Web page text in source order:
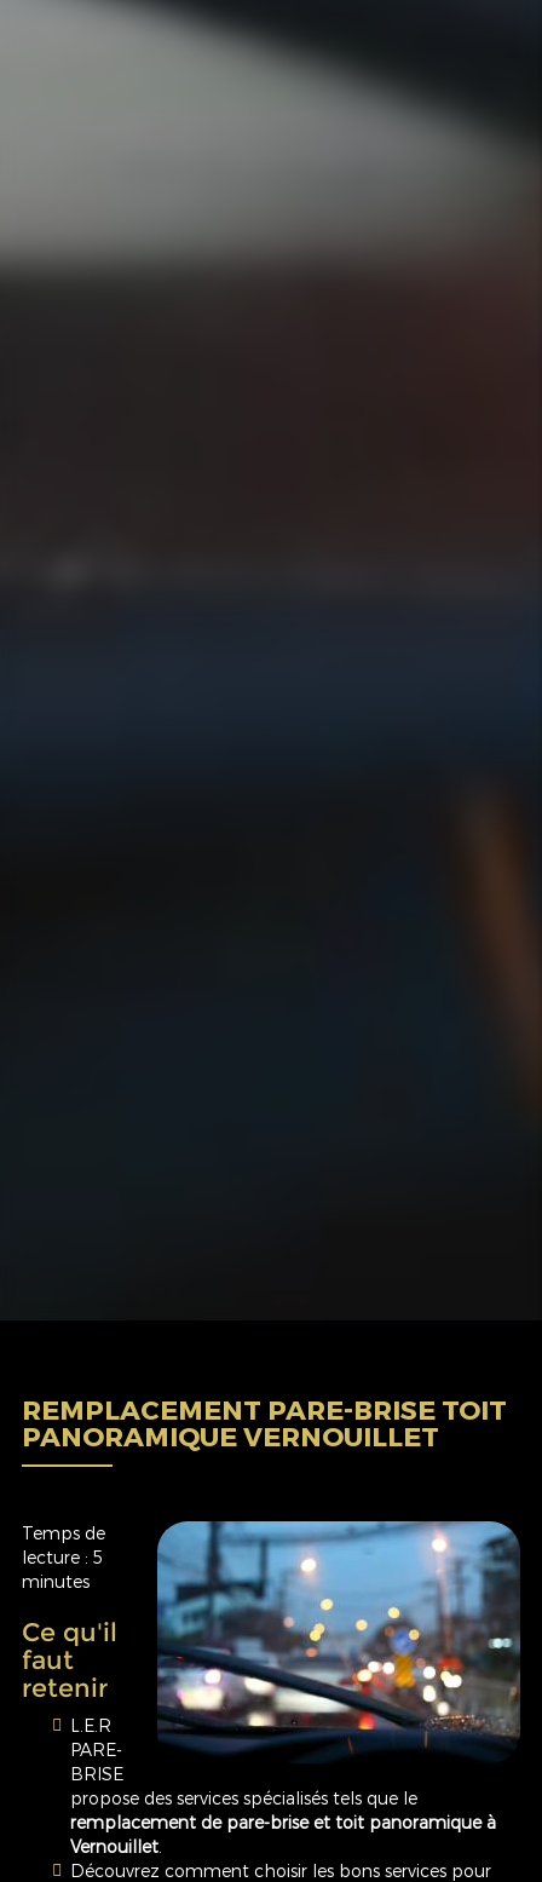
REMPLACEMENT PARE-BRISE TOIT
PANORAMIQUE VERNOUILLET
Temps de
lecture : 5
minutes
Ce qu'il
faut
retenir
L.E.R
PARE-
BRISE
propose des services spécialisés tels que le
remplacement de pare-brise et toit panoramique à
Vernouillet.
Découvrez comment choisir les bons services pour